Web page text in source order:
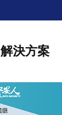
解決方案